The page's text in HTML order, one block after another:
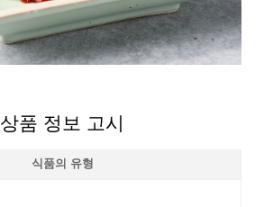
상품 정보 고시
식품의 유형